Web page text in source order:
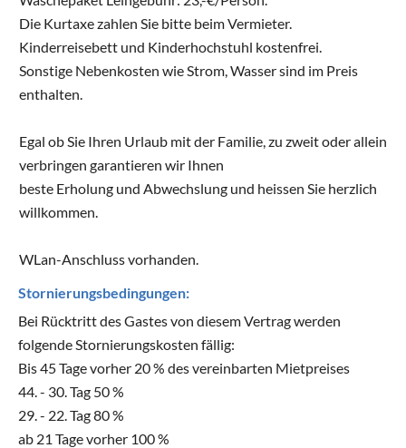
Die Kurtaxe zahlen Sie bitte beim Vermieter.
Kinderreisebett und Kinderhochstuhl kostenfrei.
Sonstige Nebenkosten wie Strom, Wasser sind im Preis
enthalten.
Egal ob Sie Ihren Urlaub mit der Familie, zu zweit oder allein
verbringen garantieren wir Ihnen
beste Erholung und Abwechslung und heissen Sie herzlich
willkommen.
WLan-Anschluss vorhanden.
Stornierungsbedingungen:
Bei Rücktritt des Gastes von diesem Vertrag werden
folgende Stornierungskosten fällig:
Bis 45 Tage vorher 20 % des vereinbarten Mietpreises
44. - 30. Tag 50 %
29. - 22. Tag 80 %
ab 21 Tage vorher 100 %